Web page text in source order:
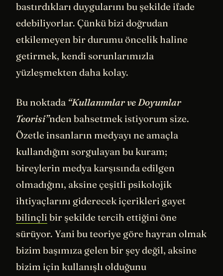
bastırdıkları duygularını bu şekilde ifade
edebiliyorlar. Çünkü bizi doğrudan
etkilemeyen bir durumu öncelik haline
getirmek, kendi sorunlarımızla
yüzleşmekten daha kolay.
Bu noktada “Kullanımlar ve Doyumlar
Teorisi”nden bahsetmek istiyorum size.
Özetle insanların medyayı ne amaçla
kullandığını sorgulayan bu kuram;
bireylerin medya karşısında edilgen
olmadığını, aksine çeşitli psikolojik
ihtiyaçlarını giderecek içerikleri gayet
bilinçli bir şekilde tercih ettiğini öne
sürüyor. Yani bu teoriye göre hayran olmak
bizim başımıza gelen bir şey değil, aksine
bizim için kullanışlı olduğunu